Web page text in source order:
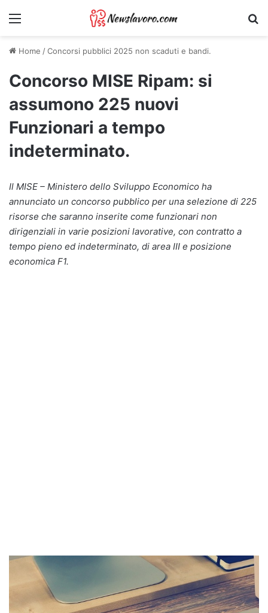
Menu
Home /Concorsi pubblici 2025 non scaduti e bandi.
Concorso MISE Ripam: si
assumono 225 nuovi
Funzionari a tempo
indeterminato.
Il MISE – Ministero dello Sviluppo Economico ha
annunciato un concorso pubblico per una selezione di 225
risorse che saranno inserite come funzionari non
dirigenziali in varie posizioni lavorative, con contratto a
tempo pieno ed indeterminato, di area III e posizione
economica F1.